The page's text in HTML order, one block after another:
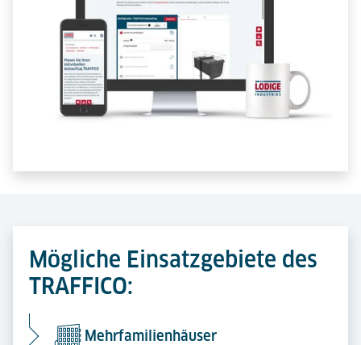
Mögliche Einsatzgebiete des
TRAFFICO:
Mehrfamilienhäuser